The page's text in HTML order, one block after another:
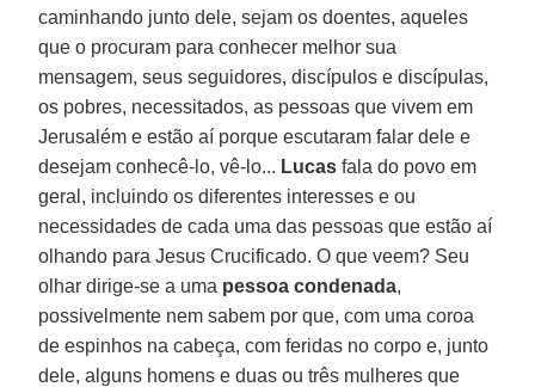
caminhando junto dele, sejam os doentes, aqueles
que o procuram para conhecer melhor sua
mensagem, seus seguidores, discípulos e discípulas,
os pobres, necessitados, as pessoas que vivem em
Jerusalém e estão aí porque escutaram falar dele e
desejam conhecê-lo, vê-lo... Lucas fala do povo em
geral, incluindo os diferentes interesses e ou
necessidades de cada uma das pessoas que estão aí
olhando para Jesus Crucificado. O que veem? Seu
olhar dirige-se a uma pessoa condenada,
possivelmente nem sabem por que, com uma coroa
de espinhos na cabeça, com feridas no corpo e, junto
dele, alguns homens e duas ou três mulheres que